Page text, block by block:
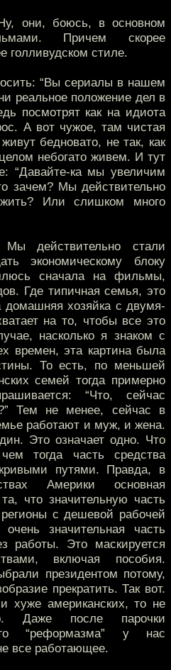
они, боюсь, в основном
Причем скорее
голливудском стиле.
“Вы сериалы в нашем
реальное положение дел в
посмотрят как на идиота
А вот чужое, там чистая
бедновато, не так, как
небогато живем. И тут
“Давайте-ка мы увеличим
зачем? Мы действительно
Или слишком много
Мы действительно стали
экономическому блоку
сначала на фильмы,
Где типичная семья, это
хозяйка с двумя-
на то, чтобы все это
насколько я знаком с
времен, эта картина была
То есть, по меньшей
семей тогда примерно
“Что, сейчас
Тем не менее, сейчас в
работают и муж, и жена.
Это означает одно. Что
тогда часть средства
путями. Правда, в
Америки основная
что значительную часть
с дешевой рабочей
значительная часть
работы. Это маскируется
включая пособия.
президентом потому,
прекратить. Так вот.
хуже американских, то не
Даже после парочки
“реформазма” у нас
все работающее.